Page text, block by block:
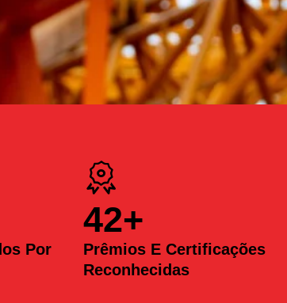
Por
Prêmios E Certificações
Reconhecidas
42+